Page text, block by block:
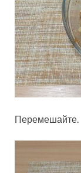
Перемешайте.